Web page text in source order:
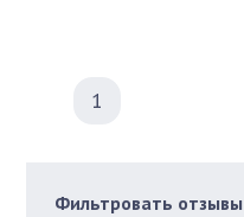
1
Фильтровать отзывы